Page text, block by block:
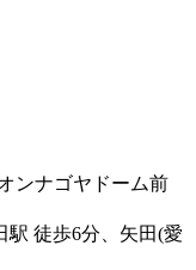
ンナゴヤドーム前
駅 徒歩6分、矢田(愛